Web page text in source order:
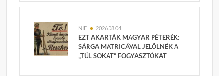
NIF 2026.08.04.
EZT AKARTÁK MAGYAR PÉTERÉK:
SÁRGA MATRICÁVAL JELÖLNÉK A
„TÚL SOKAT” FOGYASZTÓKAT